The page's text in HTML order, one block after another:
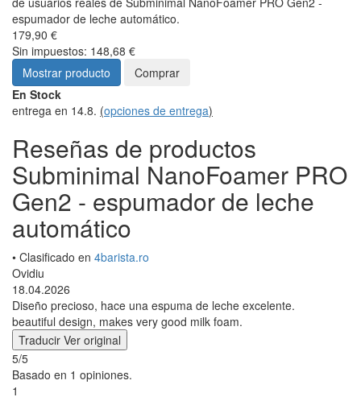
espumador de leche automático.
179,90 €
Sin impuestos: 148,68 €
Mostrar producto
Comprar
En Stock
entrega en 14.8. (opciones de entrega)
Reseñas de productos
Subminimal NanoFoamer PRO
Gen2 - espumador de leche
automático
• Clasificado en 4barista.ro
Ovidiu
18.04.2026
Diseño precioso, hace una espuma de leche excelente.
beautiful design, makes very good milk foam.
Traducir Ver original
5/5
Basado en 1 opiniones.
1